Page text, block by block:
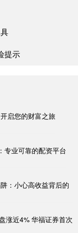
提示
启您的财富之旅
专业可靠的配资平台
：小心高收益背后的
涨近4% 华福证券首次